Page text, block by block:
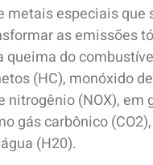
metais especiais que
as emissões
queima do
(HC), monóxido
nitrogênio (NOX), em
gás carbônico
(H20).